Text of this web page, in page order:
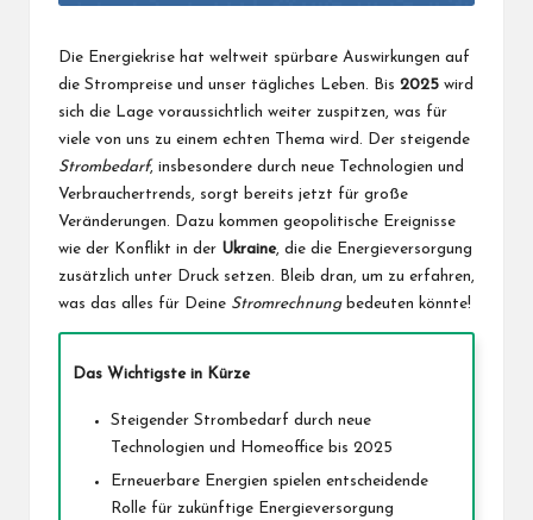
Die Energiekrise hat weltweit spürbare Auswirkungen auf
die Strompreise und unser tägliches Leben. Bis 2025 wird
sich die Lage voraussichtlich weiter zuspitzen, was für
viele von uns zu einem echten Thema wird. Der steigende
Strombedarf, insbesondere durch neue Technologien und
Verbrauchertrends, sorgt bereits jetzt für große
Veränderungen. Dazu kommen geopolitische Ereignisse
wie der Konflikt in der Ukraine, die die Energieversorgung
zusätzlich unter Druck setzen. Bleib dran, um zu erfahren,
was das alles für Deine Stromrechnungbedeuten könnte!
Das Wichtigste in Kürze
Steigender Strombedarf durch neue
Technologien und Homeoffice bis 2025
Erneuerbare Energien spielen entscheidende
Rolle für zukünftige Energieversorgung